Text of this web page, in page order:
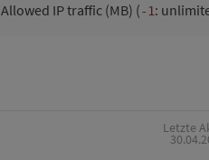
Allowed IP traffic (MB) (-1:
Letzte